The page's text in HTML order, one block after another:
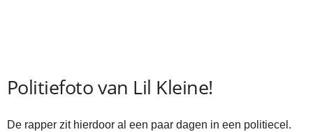
Politiefoto van Lil Kleine!
De rapper zit hierdoor al een paar dagen in een politiecel.